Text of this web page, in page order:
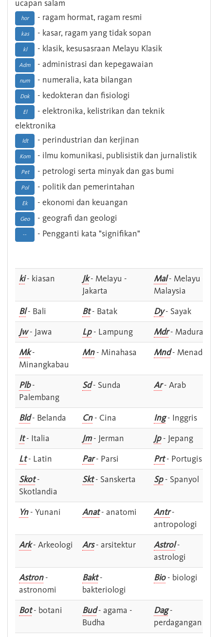
ucapan salam
hor - ragam hormat, ragam resmi
kas - kasar, ragam yang tidak sopan
kl - klasik, kesusasraan Melayu Klasik
Adm - administrasi dan kepegawaian
num - numeralia, kata bilangan
Dok - kedokteran dan fisiologi
El
- elektronika, kelistrikan dan teknik
elektronika
Idt - perindustrian dan kerjinan
Kom - ilmu komunikasi, publisistik dan jurnalistik
Pet - petrologi serta minyak dan gas bumi
Pol - politik dan pemerintahan
Ek - ekonomi dan keuangan
Geo - geografi dan geologi
-- - Pengganti kata "signifikan"
ki- kiasan Jk- Melayu -
Jakarta
Mal- Melayu -
Malaysia
Bl- Bali Bt- Batak Dy- Sayak
Jw- Jawa Lp- Lampung Mdr- Madura
Mk-
Minangkabau
Mn- Minahasa Mnd- Menado
Plb-
Palembang
Sd- Sunda Ar- Arab
Bld- Belanda Cn- Cina Ing- Inggris
It- Italia Jm- Jerman Jp- Jepang
Lt- Latin Par- Parsi Prt- Portugis
Skot-
Skotlandia
Skt- Sanskerta Sp- Spanyol
Yn- Yunani Anat- anatomi Antr-
antropologi
Ark- Arkeologi Ars- arsitektur Astrol-
astrologi
Astron-
astronomi
Bakt-
bakteriologi
Bio- biologi
Bot- botani Bud- agama -
Budha
Dag-
perdagangan